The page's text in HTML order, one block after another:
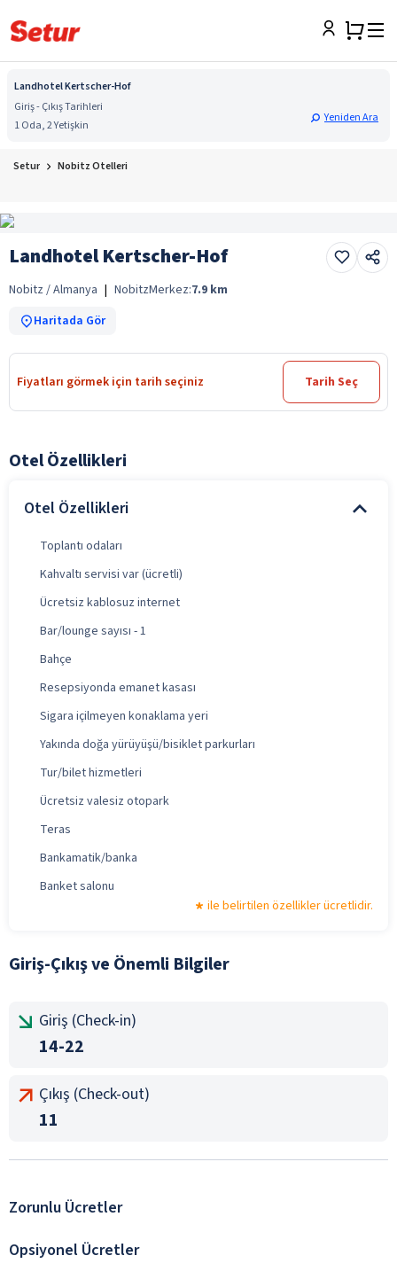
Landhotel Kertscher-Hof
Giriş - Çıkış Tarihleri
1 Oda, 2 Yetişkin
Yeniden Ara
Setur Nobitz Otelleri
Landhotel Kertscher-Hof
Nobitz / Almanya | NobitzMerkez:7.9 km
Haritada Gör
Fiyatları görmek için tarih seçiniz Tarih Seç
Otel Özellikleri
Otel Özellikleri
Toplantı odaları
Kahvaltı servisi var (ücretli)
Ücretsiz kablosuz internet
Bar/lounge sayısı - 1
Bahçe
Resepsiyonda emanet kasası
Sigara içilmeyen konaklama yeri
Yakında doğa yürüyüşü/bisiklet parkurları
Tur/bilet hizmetleri
Ücretsiz valesiz otopark
Teras
Bankamatik/banka
Banket salonu
ile belirtilen özellikler ücretlidir.
Giriş-Çıkış ve Önemli Bilgiler
Giriş (Check-in)
14-22
Çıkış (Check-out)
11
Zorunlu Ücretler
Opsiyonel Ücretler